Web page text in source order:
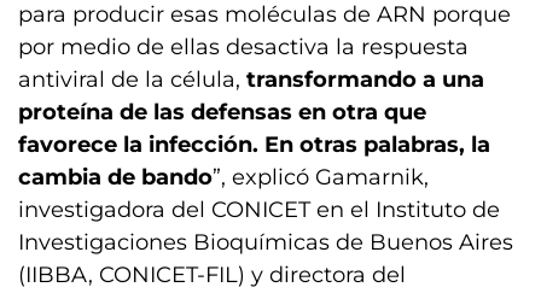
para producir esas moléculas de ARN porque
por medio de ellas desactiva la respuesta
antiviral de la célula, transformando a una
proteína de las defensas en otra que
favorece la infección. En otras palabras, la
cambia de bando”, explicó Gamarnik,
investigadora del CONICET en el Instituto de
Investigaciones Bioquímicas de Buenos Aires
(IIBBA, CONICET-FIL) y directora del